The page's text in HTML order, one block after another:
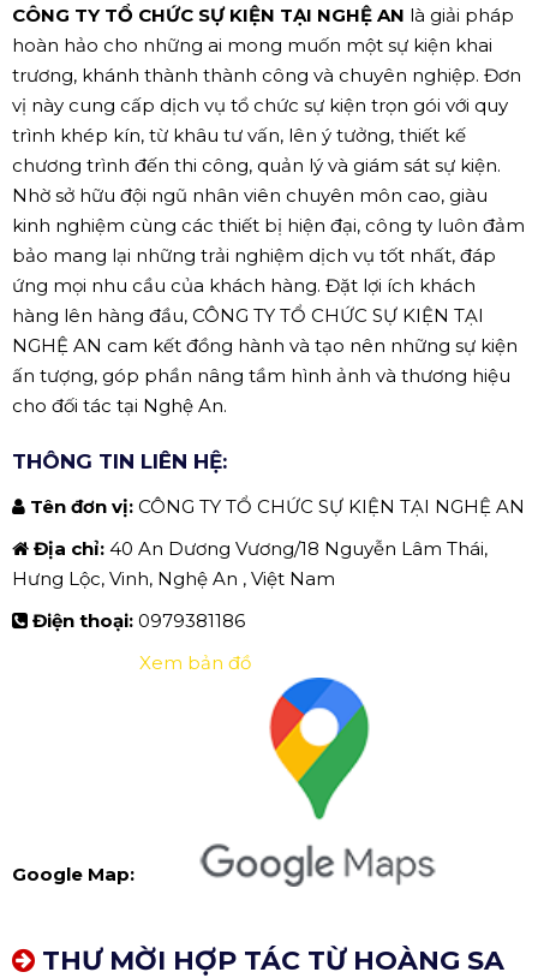
CÔNG TY TỔ CHỨC SỰ KIỆN TẠI NGHỆ AN là giải pháp
hoàn hảo cho những ai mong muốn một sự kiện khai
trương, khánh thành thành công và chuyên nghiệp. Đơn
vị này cung cấp dịch vụ tổ chức sự kiện trọn gói với quy
trình khép kín, từ khâu tư vấn, lên ý tưởng, thiết kế
chương trình đến thi công, quản lý và giám sát sự kiện.
Nhờ sở hữu đội ngũ nhân viên chuyên môn cao, giàu
kinh nghiệm cùng các thiết bị hiện đại, công ty luôn đảm
bảo mang lại những trải nghiệm dịch vụ tốt nhất, đáp
ứng mọi nhu cầu của khách hàng. Đặt lợi ích khách
hàng lên hàng đầu, CÔNG TY TỔ CHỨC SỰ KIỆN TẠI
NGHỆ AN cam kết đồng hành và tạo nên những sự kiện
ấn tượng, góp phần nâng tầm hình ảnh và thương hiệu
cho đối tác tại Nghệ An.
THÔNG TIN LIÊN HỆ:
Tên đơn vị: CÔNG TY TỔ CHỨC SỰ KIỆN TẠI NGHỆ AN
Địa chỉ: 40 An Dương Vương/18 Nguyễn Lâm Thái,
Hưng Lộc, Vinh, Nghệ An , Việt Nam
Điện thoại: 0979381186
Google Map:
Xem bản đồ
THƯ MỜI HỢP TÁC TỪ HOÀNG SA